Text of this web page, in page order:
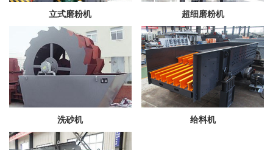
立式磨粉机 超细磨粉机
洗砂机 给料机